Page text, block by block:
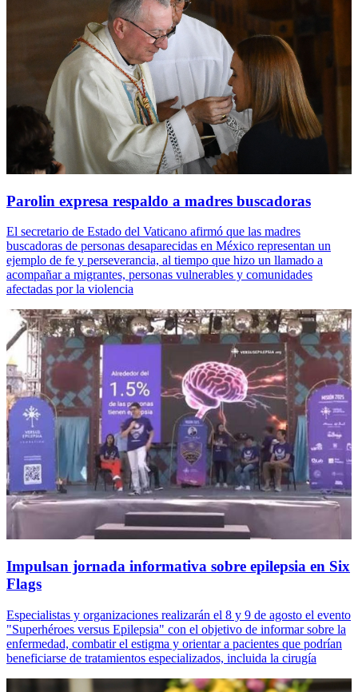
Parolin expresa respaldo a madres buscadoras
El secretario de Estado del Vaticano afirmó que las madres
buscadoras de personas desaparecidas en México representan un
ejemplo de fe y perseverancia, al tiempo que hizo un llamado a
acompañar a migrantes, personas vulnerables y comunidades
afectadas por la violencia
Impulsan jornada informativa sobre epilepsia en Six
Flags
Especialistas y organizaciones realizarán el 8 y 9 de agosto el evento
"Superhéroes versus Epilepsia" con el objetivo de informar sobre la
enfermedad, combatir el estigma y orientar a pacientes que podrían
beneficiarse de tratamientos especializados, incluida la cirugía